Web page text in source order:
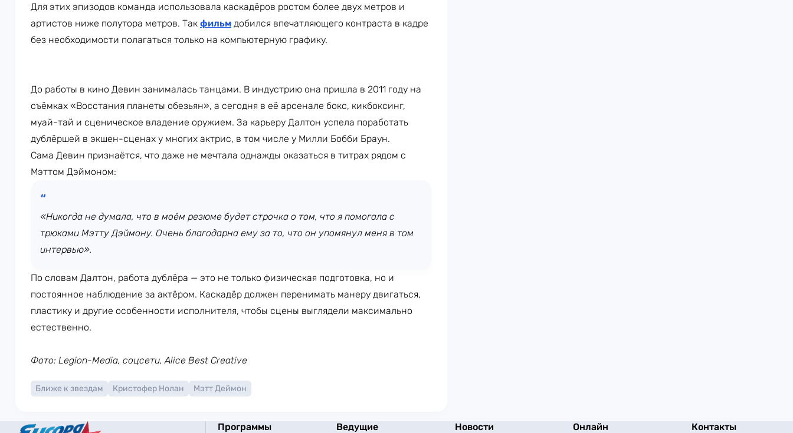
Для этих эпизодов команда использовала каскадёров ростом более двух метров и
артистов ниже полутора метров. Так фильм добился впечатляющего контраста в кадре
без необходимости полагаться только на компьютерную графику.
До работы в кино Девин занималась танцами. В индустрию она пришла в 2011 году на
съёмках «Восстания планеты обезьян», а сегодня в её арсенале бокс, кикбоксинг,
муай-тай и сценическое владение оружием. За карьеру Далтон успела поработать
дублёршей в экшен-сценах у многих актрис, в том числе у Милли Бобби Браун.
Сама Девин признаётся, что даже не мечтала однажды оказаться в титрах рядом с
Мэттом Дэймоном:
«Никогда не думала, что в моём резюме будет строчка о том, что я помогала с
трюками Мэтту Дэймону. Очень благодарна ему за то, что он упомянул меня в том
интервью».
По словам Далтон, работа дублёра — это не только физическая подготовка, но и
постоянное наблюдение за актёром. Каскадёр должен перенимать манеру двигаться,
пластику и другие особенности исполнителя, чтобы сцены выглядели максимально
естественно.
Фото: Legion-Media, соцсети, Alice Best Creative
Ближе к звездам Кристофер Нолан Мэтт Деймон
Программы Ведущие Новости Онлайн Контакты